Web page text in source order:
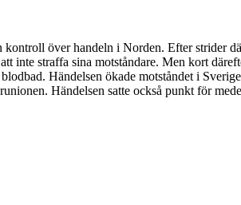
över handeln i Norden. Efter strider
straffa sina motståndare. Men kort
Händelsen ökade motståndet i
Händelsen satte också punkt för